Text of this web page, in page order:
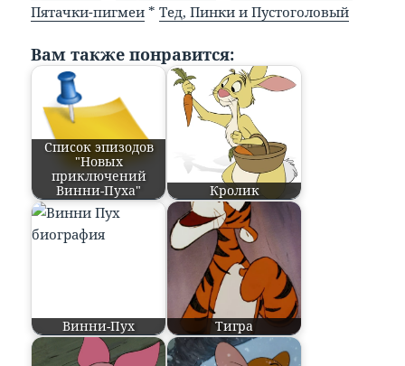
Пятачки-пигмеи *Тед, Пинки и Пустоголовый
Вам также понравится:
Список эпизодов
"Новых
приключений
Винни-Пуха"
Кролик
Винни-Пух Тигра